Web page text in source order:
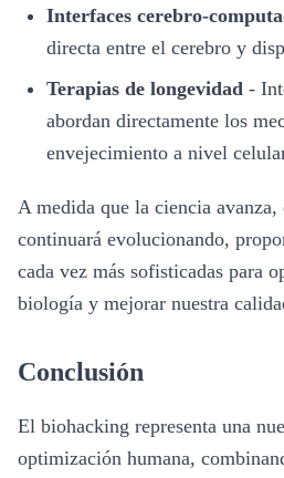
Interfaces cerebro-
directa entre el cerebro y
Terapias de longevidad -
abordan directamente los
envejecimiento a nivel
A medida que la ciencia
continuará evolucionando,
cada vez más sofisticadas para
biología y mejorar nuestra
Conclusión
El biohacking representa una
optimización humana,